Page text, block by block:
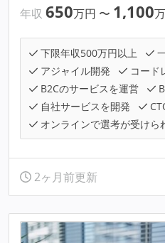
年収 650万円 〜 1,100
下限年収500万円以上
アジャイル開発
コード
B2Cのサービスを運営
自社サービスを開発
オンラインで選考が受けら
2ヶ月前更新